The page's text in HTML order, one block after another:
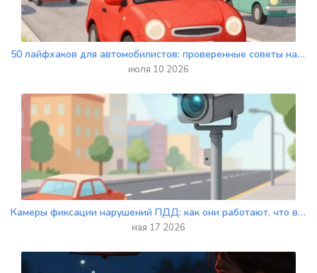
50 лайфхаков для автомобилистов: проверенные советы на каждый день
июля 10 2026
Камеры фиксации нарушений ПДД: как они работают, что видят и какие штрафы выписывают
мая 17 2026